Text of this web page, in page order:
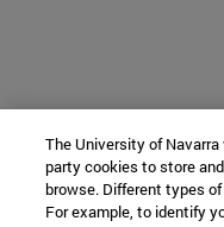
The University of
party cookies to store
browse. Different types
For example, to identify